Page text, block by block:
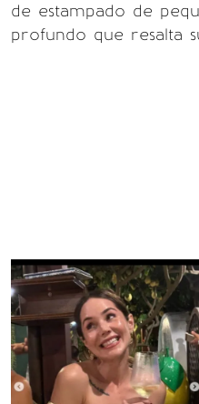
de estampado de
profundo que resalta